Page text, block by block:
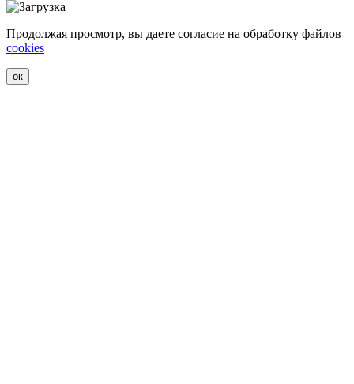
Продолжая просмотр, вы даете согласие на обработку файлов
cookies
ок